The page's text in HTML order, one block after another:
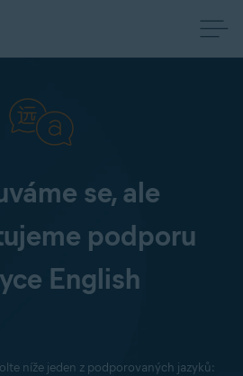
se, ale
podporu
English
níže jeden z podporovaných jazyků: